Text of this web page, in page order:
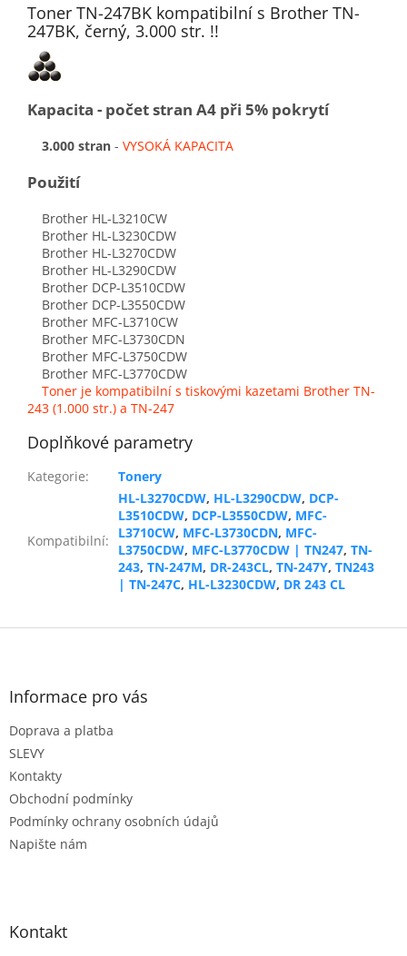
Toner TN-247BK kompatibilní s Brother TN-
247BK, černý, 3.000 str. !!
Kapacita - počet stran A4 při 5% pokrytí
3.000 stran - VYSOKÁ KAPACITA
Použití
Brother HL-L3210CW
Brother HL-L3230CDW
Brother HL-L3270CDW
Brother HL-L3290CDW
Brother DCP-L3510CDW
Brother DCP-L3550CDW
Brother MFC-L3710CW
Brother MFC-L3730CDN
Brother MFC-L3750CDW
Brother MFC-L3770CDW
Toner je kompatibilní s tiskovými kazetami Brother TN-
243 (1.000 str.) a TN-247
Doplňkové parametry
Kategorie: Tonery
Kompatibilní:
HL-L3270CDW, HL-L3290CDW, DCP-
L3510CDW, DCP-L3550CDW, MFC-
L3710CW, MFC-L3730CDN, MFC-
L3750CDW, MFC-L3770CDW | TN247, TN-
243, TN-247M, DR-243CL, TN-247Y, TN243
| TN-247C, HL-L3230CDW, DR 243 CL
Z
Informace pro vás
Doprava a platba
SLEVY
Kontakty
Obchodní podmínky
Podmínky ochrany osobních údajů
Napište nám
Kontakt